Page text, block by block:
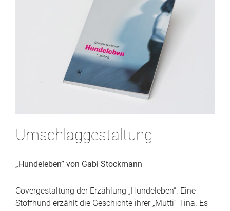
Umschlaggestaltung
„Hundeleben” von Gabi Stockmann
Covergestaltung der Erzählung „Hundeleben“. Eine
Stoffhund erzählt die Geschichte ihrer „Mutti“ Tina. Es